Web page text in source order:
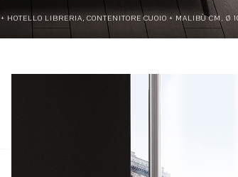
LIBRERIA, CONTENITORE CUOIO + MALIBÙ CM.